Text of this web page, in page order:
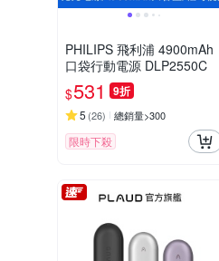
PHILIPS 飛利浦 4900mAh
口袋行動電源 DLP2550C
$531 9折
5 (26) 總銷量>300
限時下殺